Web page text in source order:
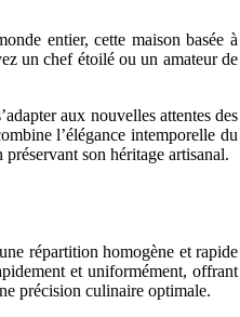
entier, cette maison basée à
un chef étoilé ou un amateur de
aux nouvelles attentes des
l’élégance intemporelle du
son héritage artisanal.
répartition homogène et rapide
et uniformément, offrant
précision culinaire optimale.